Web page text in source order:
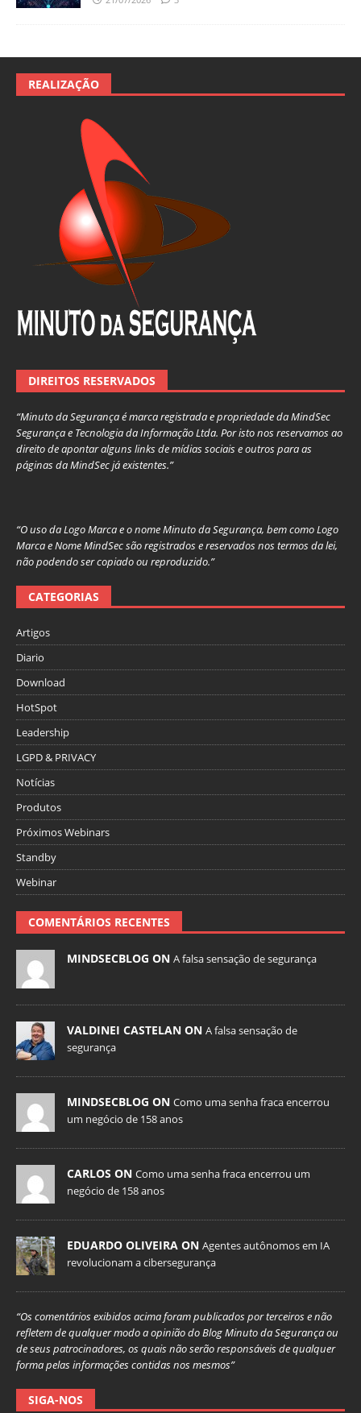
REALIZAÇÃO
DIREITOS RESERVADOS
“Minuto da Segurança é marca registrada e propriedade da MindSec
Segurança e Tecnologia da Informação Ltda. Por isto nos reservamos ao
direito de apontar alguns links de mídias sociais e outros para as
páginas da MindSec já existentes.”
“O uso da Logo Marca e o nome Minuto da Segurança, bem como Logo
Marca e Nome MindSec são registrados e reservados nos termos da lei,
não podendo ser copiado ou reproduzido.”
CATEGORIAS
Artigos
Diario
Download
HotSpot
Leadership
LGPD & PRIVACY
Notícias
Produtos
Próximos Webinars
Standby
Webinar
COMENTÁRIOS RECENTES
MINDSECBLOG ON A falsa sensação de segurança
VALDINEI CASTELAN ON A falsa sensação de
segurança
MINDSECBLOG ON Como uma senha fraca encerrou
um negócio de 158 anos
CARLOS ON Como uma senha fraca encerrou um
negócio de 158 anos
EDUARDO OLIVEIRA ON Agentes autônomos em IA
revolucionam a cibersegurança
“Os comentários exibidos acima foram publicados por terceiros e não
refletem de qualquer modo a opinião do Blog Minuto da Segurança ou
de seus patrocinadores, os quais não serão responsáveis de qualquer
forma pelas informações contidas nos mesmos”
SIGA-NOS